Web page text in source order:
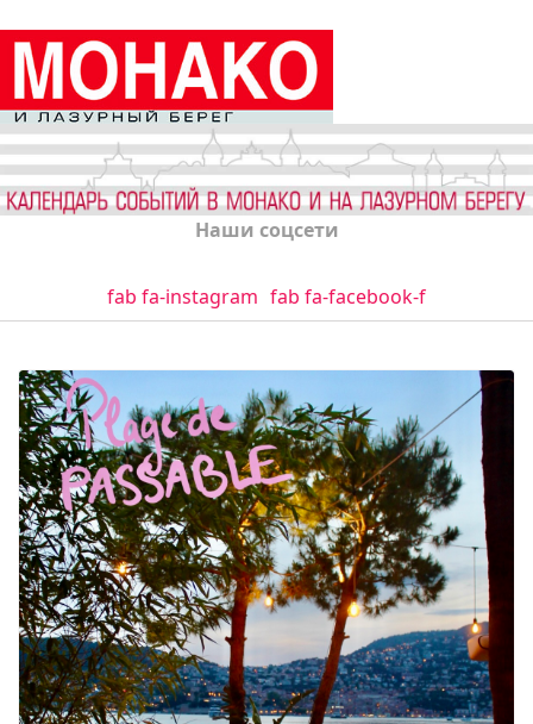
Наши соцсети
fab fa-instagram fab fa-facebook-f